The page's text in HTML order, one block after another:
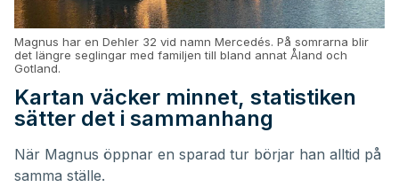
Magnus har en Dehler 32 vid namn Mercedés. På somrarna blir
det längre seglingar med familjen till bland annat Åland och
Gotland.
Kartan väcker minnet, statistiken
sätter det i sammanhang
När Magnus öppnar en sparad tur börjar han alltid på
samma ställe.